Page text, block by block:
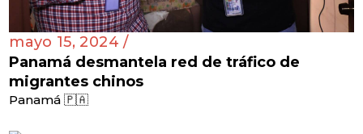
mayo 15, 2024 /
Panamá desmantela red de tráfico de
migrantes chinos
Panamá 🇵🇦